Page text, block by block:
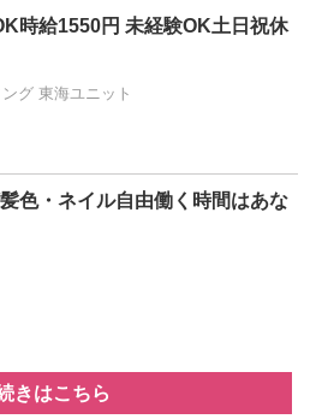
時給1550円 未経験OK土日祝休
グ 東海ユニット
色・ネイル自由働く時間はあな
きはこちら